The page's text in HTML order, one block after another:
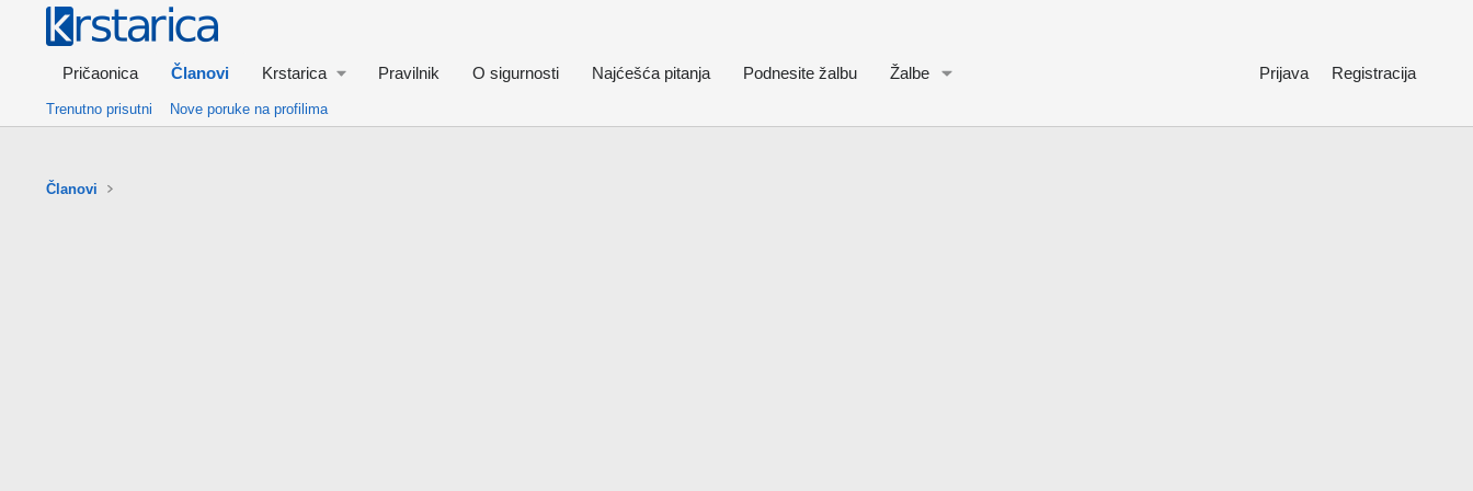
Pričaonica Članovi Krstarica Pravilnik O sigurnosti Najćešća pitanja Podnesite žalbu Žalbe Prijava Registracija
Trenutno prisutni Nove poruke na profilima
Članovi